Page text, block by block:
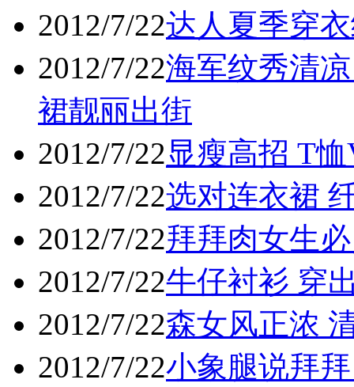
2012/7/22达人夏季穿
2012/7/22海军纹秀清
裙靓丽出街
2012/7/22显瘦高招 T
2012/7/22选对连衣裙
2012/7/22拜拜肉女生
2012/7/22牛仔衬衫 穿
2012/7/22森女风正浓
2012/7/22小象腿说拜